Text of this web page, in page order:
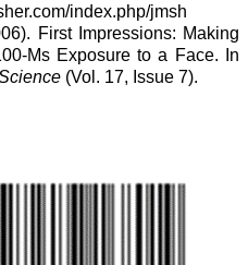
index.php/jmsh
First Impressions: Making
Ms Exposure to a Face. In
(Vol. 17, Issue 7).